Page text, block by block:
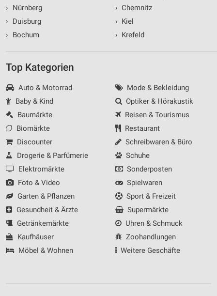
›
Nürnberg
›
Duisburg
›
Bochum
› Chemnitz
› Kiel
› Krefeld
Top Kategorien
Auto & Motorrad
Baby & Kind
Baumärkte
Biomärkte
Discounter
Drogerie & Parfümerie
Elektromärkte
Foto & Video
Garten & Pflanzen
Gesundheit & Ärzte
Getränkemärkte
Kaufhäuser
Möbel & Wohnen
Mode & Bekleidung
Optiker & Hörakustik
Reisen & Tourismus
Restaurant
Schreibwaren & Büro
Schuhe
Sonderposten
Spielwaren
Sport & Freizeit
Supermärkte
Uhren & Schmuck
Zoohandlungen
Weitere Geschäfte